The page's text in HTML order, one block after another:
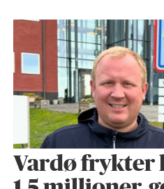
Vardø frykter